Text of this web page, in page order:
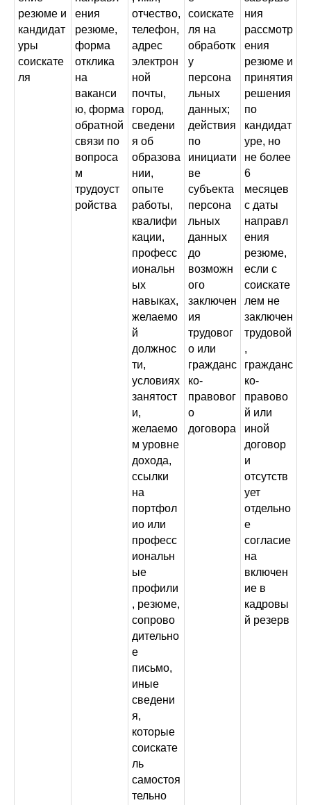
резюме и
кандидат
уры
соискате
ля
ения
резюме,
форма
отклика
на
ваканси
ю, форма
обратной
связи по
вопроса
м
трудоуст
ройства
отчество,
телефон,
адрес
электрон
ной
почты,
город,
сведени
я об
образова
нии,
опыте
работы,
квалифи
кации,
професс
иональн
ых
навыках,
желаемо
й
должнос
ти,
условиях
занятост
и,
желаемо
м уровне
дохода,
ссылки
на
портфол
ио или
професс
иональн
ые
профили
, резюме,
сопрово
дительно
е
письмо,
иные
сведени
я,
которые
соискате
ль
самостоя
тельно
соискате
ля на
обработк
у
персона
льных
данных;
действия
по
инициати
ве
субъекта
персона
льных
данных
до
возможн
ого
заключен
ия
трудовог
о или
гражданс
ко-
правовог
о
договора
ния
рассмотр
ения
резюме и
принятия
решения
по
кандидат
уре, но
не более
6
месяцев
с даты
направл
ения
резюме,
если с
соискате
лем не
заключен
трудовой
,
гражданс
ко-
правово
й или
иной
договор
и
отсутств
ует
отдельно
е
согласие
на
включен
ие в
кадровы
й резерв